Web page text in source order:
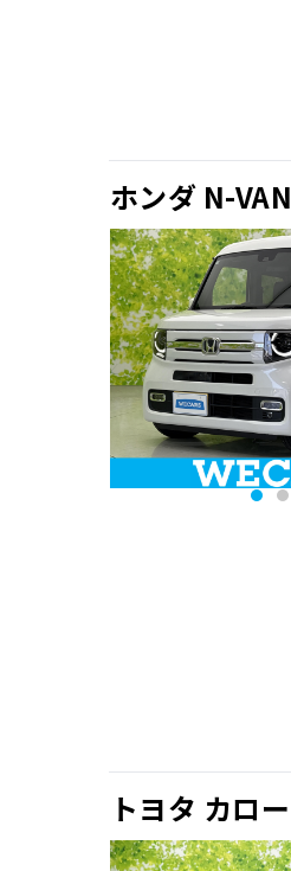
ホンダ N-
トヨタ カロ